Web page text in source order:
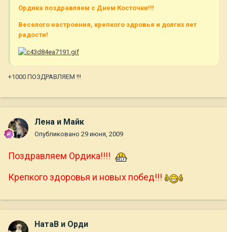
Ордика поздравляем с Днем Косточки!!!
Веселого настроения, крепкого здровья и долгих лет
радости!
+1000 ПОЗДРАВЛЯЕМ !!!
Лена и Майк
Опубликовано 29 июня, 2009
Поздравляем Ордика!!!!
Крепкого здоровья и новых побед!!!
НатаВ и Орди